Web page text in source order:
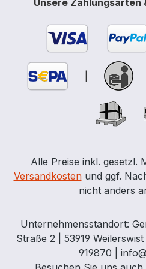
einflügelige Türen
offerieren einfache
begehbares Dach ist
kg/m² Schneelast und
erfolgt über
Inklusive
Grundfläche 14 m²
»Entladung mit LKW-
ausgewählt werden.
Unsere Zahlungsarten
Alle Preise inkl. gesetzl.
Versandkostenund ggf.
nicht anders
Unternehmensstandort:
Straße 2 | 53919
919870 |